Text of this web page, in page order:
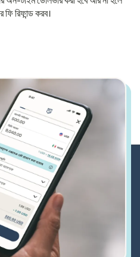
রিফান্ড করব।